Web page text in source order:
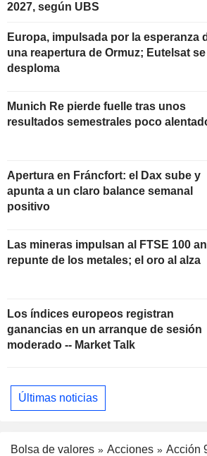
2027, según UBS
Europa, impulsada por la esperanza
una reapertura de Ormuz; Eutelsat se
desploma
Munich Re pierde fuelle tras unos
resultados semestrales poco
Apertura en Fráncfort: el Dax sube y
apunta a un claro balance semanal
positivo
Las mineras impulsan al FTSE 100
repunte de los metales; el oro al alza
Los índices europeos registran
ganancias en un arranque de sesión
moderado -- Market Talk
Últimas noticias
Bolsa de valores Acciones
Acción